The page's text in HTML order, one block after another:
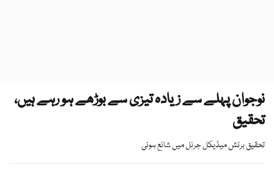
نوجوان پہلے سے زیادہ تیزی سے بوڑھے ہو رہے ہیں،
تحقیق
تحقیق برٹش میڈیکل جرنل میں شائع ہوئی